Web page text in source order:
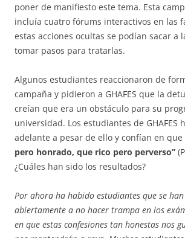
poner de manifiesto este tema. Esta
incluía cuatro fórums interactivos en las
estas acciones ocultas se podían sacar a
tomar pasos para tratarlas.
Algunos estudiantes reaccionaron de
campaña y pidieron a GHAFES que la
creían que era un obstáculo para su
universidad. Los estudiantes de GHAFES
adelante a pesar de ello y confían en que
pero honrado, que rico pero perverso”
¿Cuáles han sido los resultados?
Por ahora ha habido estudiantes que se
abiertamente a no hacer trampa en los
en que estas confesiones tan honestas nos